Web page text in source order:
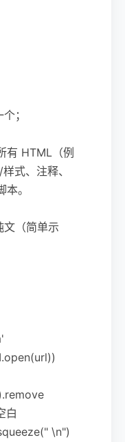
；
有 HTML（例
式、注释、
。
（简单示
白
\n")